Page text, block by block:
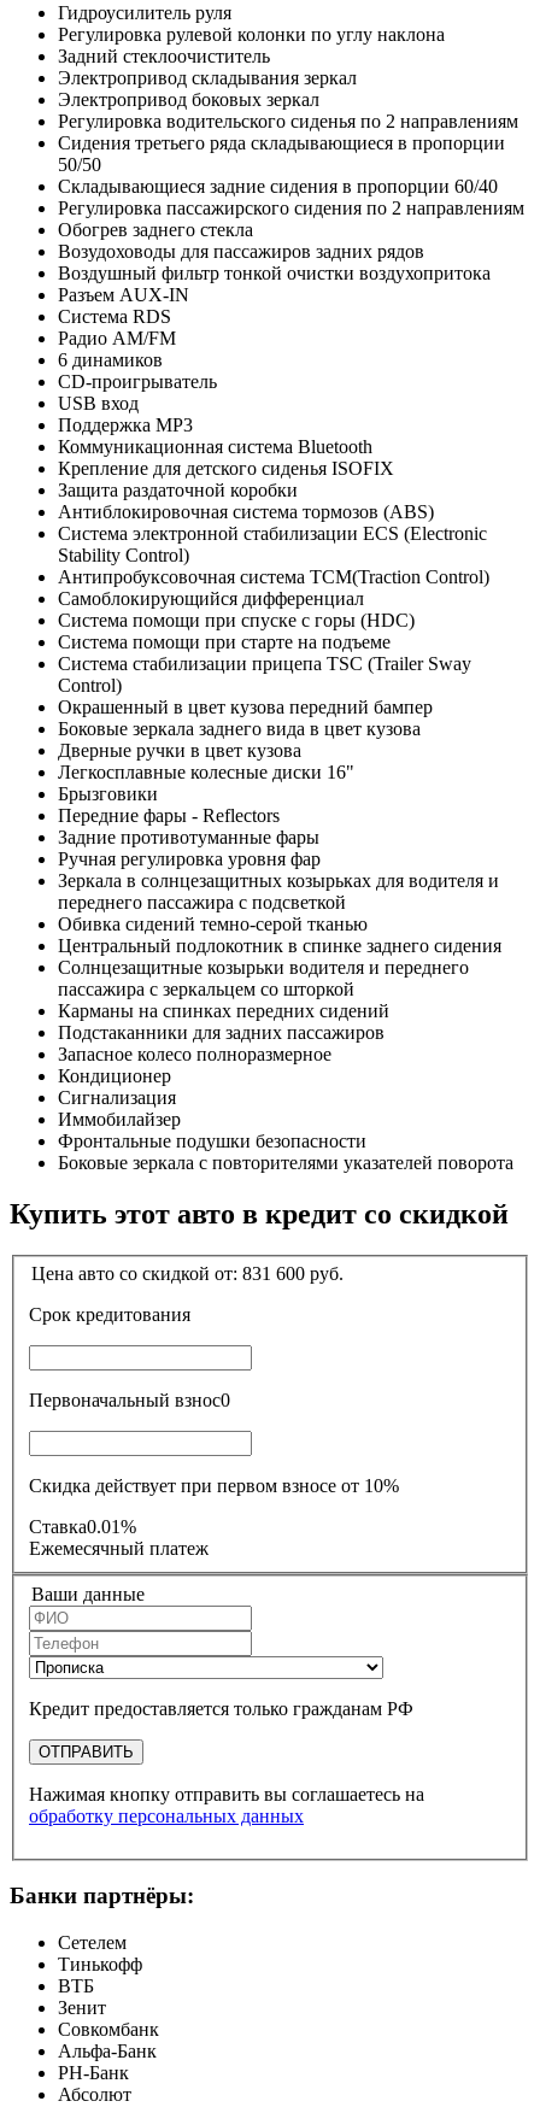
Гидроусилитель руля
Регулировка рулевой колонки по углу наклона
Задний стеклоочиститель
Электропривод складывания зеркал
Электропривод боковых зеркал
Регулировка водительского сиденья по 2 направлениям
Сидения третьего ряда складывающиеся в пропорции
50/50
Складывающиеся задние сидения в пропорции 60/40
Регулировка пассажирского сидения по 2 направлениям
Обогрев заднего стекла
Возудоховоды для пассажиров задних рядов
Воздушный фильтр тонкой очистки воздухопритока
Разъем AUX-IN
Система RDS
Радио AM/FM
6 динамиков
CD-проигрыватель
USB вход
Поддержка MP3
Коммуникационная система Bluetooth
Крепление для детского сиденья ISOFIX
Защита раздаточной коробки
Антиблокировочная система тормозов (ABS)
Система электронной стабилизации ECS (Electronic
Stability Control)
Антипробуксовочная система TCM(Traction Control)
Самоблокирующийся дифференциал
Система помощи при спуске с горы (HDC)
Система помощи при старте на подъеме
Система стабилизации прицепа TSC (Trailer Sway
Control)
Окрашенный в цвет кузова передний бампер
Боковые зеркала заднего вида в цвет кузова
Дверные ручки в цвет кузова
Легкосплавные колесные диски 16"
Брызговики
Передние фары - Reflectors
Задние противотуманные фары
Ручная регулировка уровня фар
Зеркала в солнцезащитных козырьках для водителя и
переднего пассажира с подсветкой
Обивка сидений темно-серой тканью
Центральный подлокотник в спинке заднего сидения
Солнцезащитные козырьки водителя и переднего
пассажира с зеркальцем со шторкой
Карманы на спинках передних сидений
Подстаканники для задних пассажиров
Запасное колесо полноразмерное
Кондиционер
Сигнализация
Иммобилайзер
Фронтальные подушки безопасности
Боковые зеркала с повторителями указателей поворота
Купить этот авто в кредит со скидкой
Цена авто со скидкой от: 831 600 руб.
Срок кредитования
Первоначальный взнос0
Скидка действует при первом взносе от 10%
Ставка0.01%
Ежемесячный платеж
Ваши данные
Кредит предоставляется только гражданам РФ
ОТПРАВИТЬ
Нажимая кнопку отправить вы соглашаетесь на
обработку персональных данных
Банки партнёры:
Сетелем
Тинькофф
ВТБ
Зенит
Совкомбанк
Альфа-Банк
РН-Банк
Абсолют